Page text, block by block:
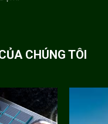
CHÚNG TÔI